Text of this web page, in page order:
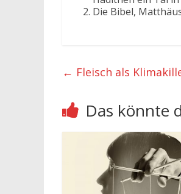
Die Bibel,
← Fleisch als
Das könnte